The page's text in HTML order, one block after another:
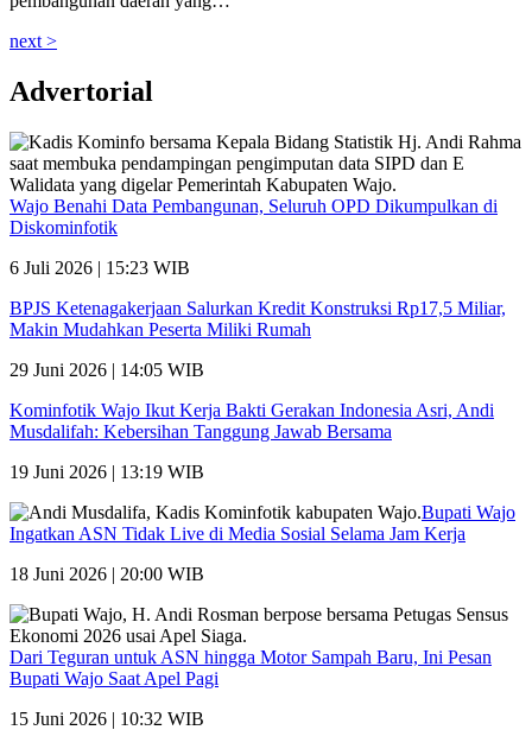
next >
Advertorial
Wajo Benahi Data Pembangunan, Seluruh OPD Dikumpulkan di
Diskominfotik
6 Juli 2026 | 15:23 WIB
BPJS Ketenagakerjaan Salurkan Kredit Konstruksi Rp17,5 Miliar,
Makin Mudahkan Peserta Miliki Rumah
29 Juni 2026 | 14:05 WIB
Kominfotik Wajo Ikut Kerja Bakti Gerakan Indonesia Asri, Andi
Musdalifah: Kebersihan Tanggung Jawab Bersama
19 Juni 2026 | 13:19 WIB
Bupati Wajo
Ingatkan ASN Tidak Live di Media Sosial Selama Jam Kerja
18 Juni 2026 | 20:00 WIB
Dari Teguran untuk ASN hingga Motor Sampah Baru, Ini Pesan
Bupati Wajo Saat Apel Pagi
15 Juni 2026 | 10:32 WIB